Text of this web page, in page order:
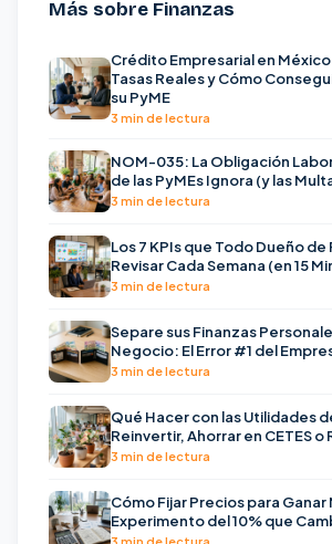
Más sobre Finanzas
Crédito Empresarial en
Tasas Reales y Cómo
su PyME
3 min de lectura
NOM-035: La Obligación
de las PyMEs Ignora (y las
3 min de lectura
Los 7 KPIs que Todo Dueño
Revisar Cada Semana (en 15
3 min de lectura
Separe sus Finanzas
Negocio: El Error #1 del
3 min de lectura
Qué Hacer con las Utilidades
Reinvertir, Ahorrar en CETES o
3 min de lectura
Cómo Fijar Precios para Ganar
Experimento del 10% que
3 min de lectura